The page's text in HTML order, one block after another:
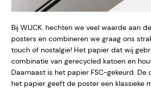
Bij WIJCK. hechten we veel waarde aan
posters en combineren we graag ons
touch of nostalgie! Het papier dat wij
combinatie van gerecycled katoen en
Daarnaast is het papier FSC-gekeurd.
het papier geeft de poster een klassieke